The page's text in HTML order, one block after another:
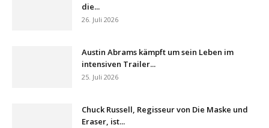
die...
26. Juli 2026
Austin Abrams kämpft um sein Leben im
intensiven Trailer...
25. Juli 2026
Chuck Russell, Regisseur von Die Maske und
Eraser, ist...